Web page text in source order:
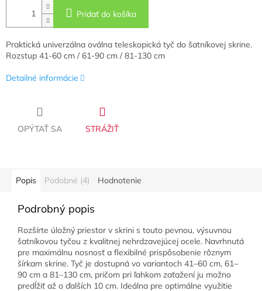
Pridať do košíka
Praktická univerzálna oválna teleskopická tyč do šatníkovej skrine.
Rozstup 41-60 cm / 61-90 cm / 81-130 cm
Detailné informácie
OPÝTAŤ SA STRÁŽIŤ
Popis Podobné (4) Hodnotenie
Podrobný popis
Rozšírte úložný priestor v skrini s touto pevnou, výsuvnou
šatníkovou tyčou z kvalitnej nehrdzavejúcej ocele. Navrhnutá
pre maximálnu nosnosť a flexibilné prispôsobenie rôznym
šírkam skrine. Tyč je dostupná vo variantoch 41–60 cm, 61–
90 cm a 81–130 cm, pričom pri ľahkom zaťažení ju možno
predĺžiť až o ďalších 10 cm. Ideálna pre optimálne využitie